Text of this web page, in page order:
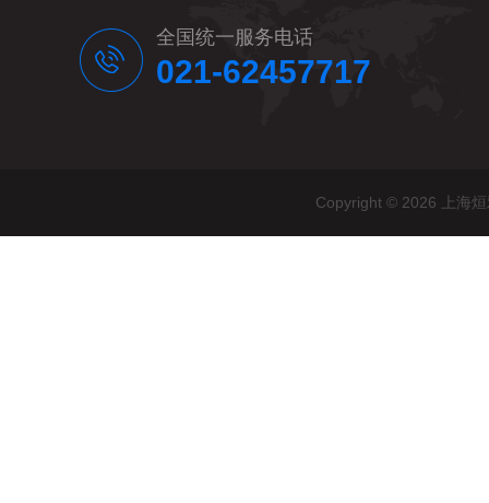
全国统一服务电话
021-62457717
Copyright © 2026 上海